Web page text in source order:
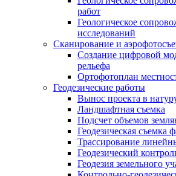
работ
Геологическое
исследований
Сканирование и
Создание цифровой
рельефа
Ортофотоплан
Геодезические работы
Вынос проекта в
Ландшафтная съемка
Подсчет объемов
Геодезическая съемка
Трассирование
Геодезический
Геодезия земельного